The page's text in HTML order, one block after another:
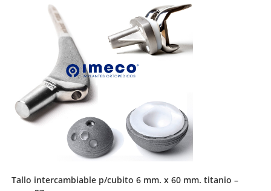
tallo intercambiable p/cubito 6 mm. x 60 mm. titanio –